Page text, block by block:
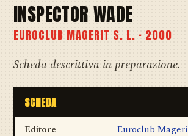
INSPECTOR WADE
EUROCLUB MAGERIT S. L. · 2000
Scheda descrittiva in preparazione.
SCHEDA
Editore
Euroclub